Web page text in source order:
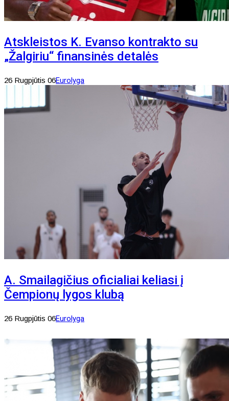
Atskleistos K. Evanso kontrakto su
„Žalgiriu“ finansinės detalės
26 Rugpjūtis 06Eurolyga
A. Smailagičius oficialiai keliasi į
Čempionų lygos klubą
26 Rugpjūtis 06Eurolyga